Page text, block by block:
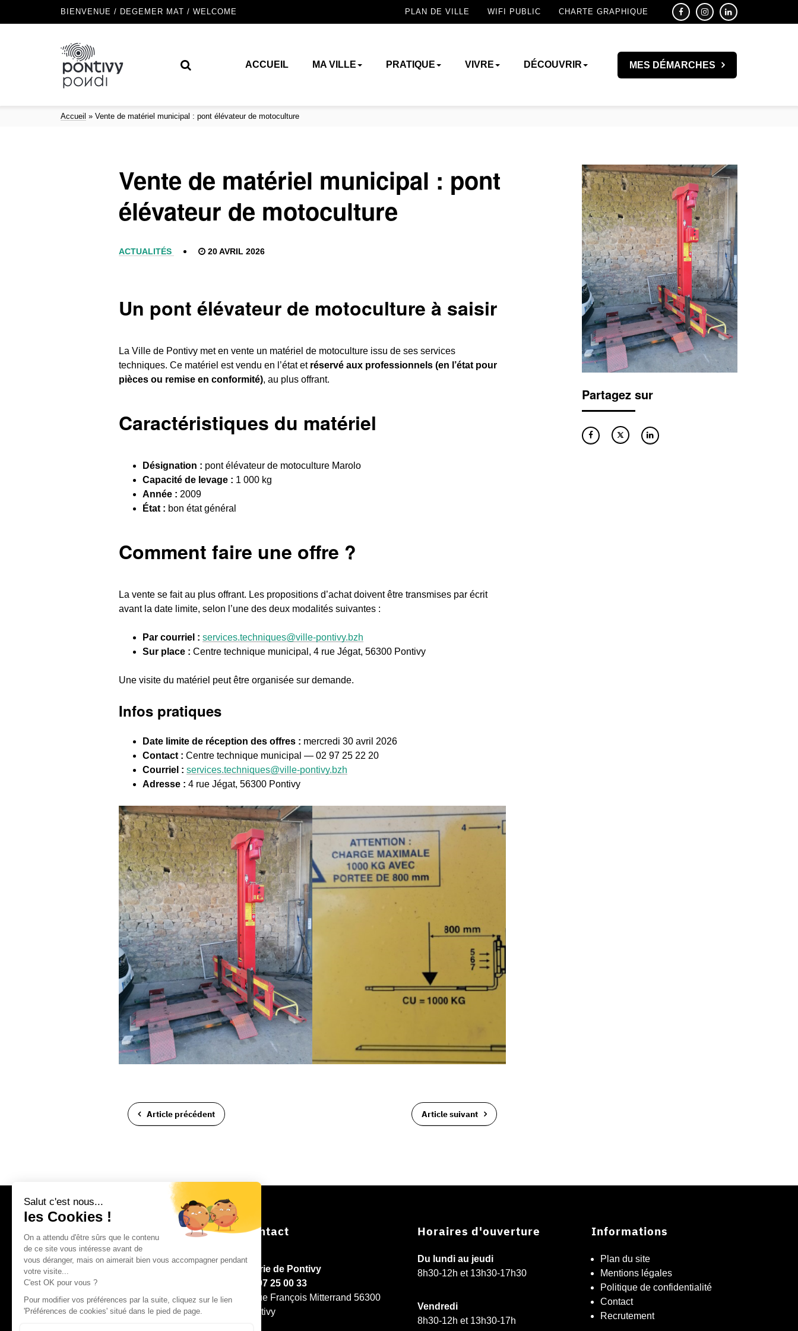
BIENVENUE / DEGEMER MAT / WELCOME PLAN DE VILLE WIFI PUBLIC CHARTE GRAPHIQUE
ACCUEIL MA VILLE PRATIQUE VIVRE DÉCOUVRIR MES DÉMARCHES
Accueil » Vente de matériel municipal : pont élévateur de motoculture
Vente de matériel municipal : pont
élévateur de motoculture
ACTUALITÉS 20 AVRIL 2026
Un pont élévateur de motoculture à saisir
La Ville de Pontivy met en vente un matériel de motoculture issu de ses services
techniques. Ce matériel est vendu en l’état et réservé aux professionnels (en l’état pour
pièces ou remise en conformité), au plus offrant.
Caractéristiques du matériel
Désignation : pont élévateur de motoculture Marolo
Capacité de levage : 1 000 kg
Année : 2009
État : bon état général
Comment faire une offre ?
La vente se fait au plus offrant. Les propositions d’achat doivent être transmises par écrit
avant la date limite, selon l’une des deux modalités suivantes :
Par courriel : services.techniques@ville-pontivy.bzh
Sur place : Centre technique municipal, 4 rue Jégat, 56300 Pontivy
Une visite du matériel peut être organisée sur demande.
Infos pratiques
Date limite de réception des offres : mercredi 30 avril 2026
Contact : Centre technique municipal — 02 97 25 22 20
Courriel : services.techniques@ville-pontivy.bzh
Adresse : 4 rue Jégat, 56300 Pontivy
Article précédent Article suivant
Partagez sur
Contact
Mairie de Pontivy
02 97 25 00 33
8, rue François Mitterrand 56300
Pontivy
Horaires d'ouverture
Du lundi au jeudi
8h30-12h et 13h30-17h30
Vendredi
8h30-12h et 13h30-17h
Informations
Plan du site
Mentions légales
Politique de confidentialité
Contact
Recrutement